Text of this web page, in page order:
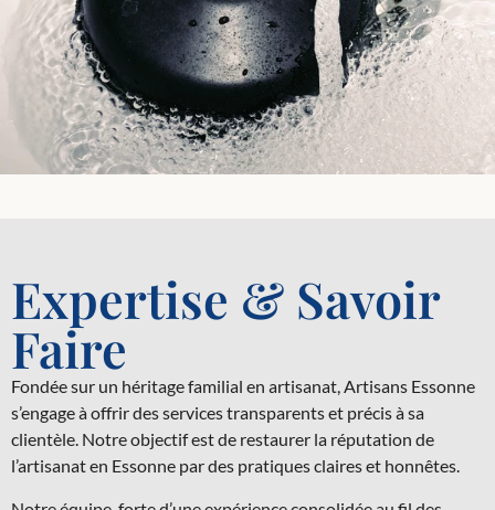
Expertise & Savoir
Faire
Fondée sur un héritage familial en artisanat, Artisans Essonne
s’engage à offrir des services transparents et précis à sa
clientèle. Notre objectif est de restaurer la réputation de
l’artisanat en Essonne par des pratiques claires et honnêtes.